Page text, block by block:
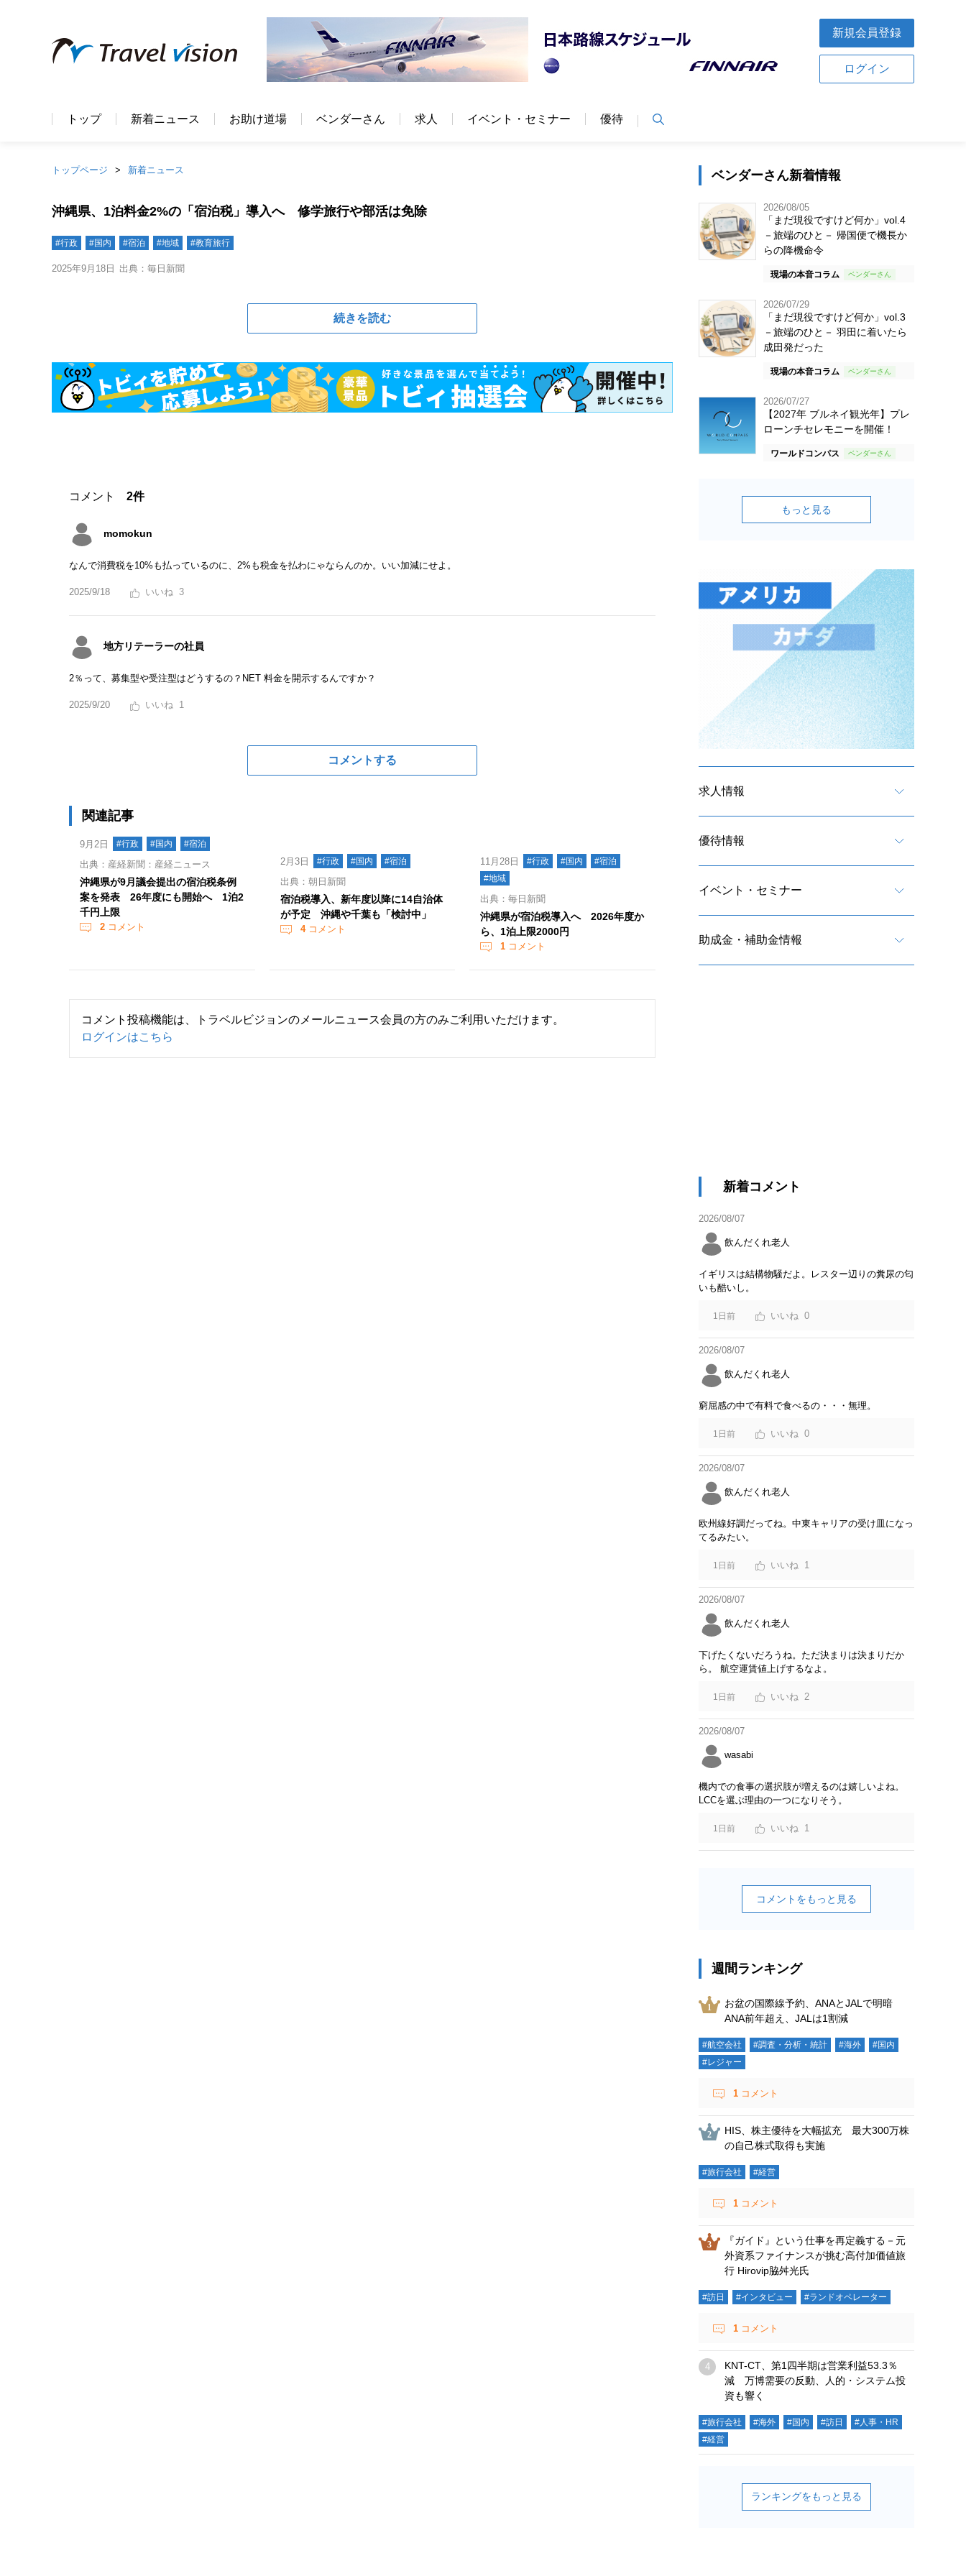
新規会員登録
ログイン
トップ 新着ニュース お助け道場 ベンダーさん 求人 イベント・セミナー 優待
トップページ 新着ニュース
沖縄県、1泊料金2%の「宿泊税」導入へ 修学旅行や部活は免除
#行政 #国内 #宿泊 #地域 #教育旅行
2025年9月18日 出典：毎日新聞
続きを読む
コメント 2件
momokun
なんで消費税を10%も払っているのに、2%も税金を払わにゃならんのか。いい加減にせよ。
2025/9/18 3
地方リテーラーの社員
2％って、募集型や受注型はどうするの？NET 料金を開示するんですか？
2025/9/20 1
コメントする
関連記事
9月2日 #行政 #国内 #宿泊
出典：産経新聞：産経ニュース
沖縄県が9月議会提出の宿泊税条例
案を発表 26年度にも開始へ 1泊2
千円上限
2 コメント
2月3日 #行政 #国内 #宿泊
出典：朝日新聞
宿泊税導入、新年度以降に14自治体
が予定 沖縄や千葉も「検討中」
4コメント
11月28日 #行政 #国内
#宿泊
#地域
出典：毎日新聞
沖縄県が宿泊税導入へ 2026年度か
ら、1泊上限2000円
1 コメント
コメント投稿機能は、トラベルビジョンのメールニュース会員の方のみご利用いただけます。
ログインはこちら
ベンダーさん新着情報
2026/08/05
「まだ現役ですけど何か」vol.4
－旅端のひと－ 帰国便で機長か
らの降機命令
現場の本音コラム
2026/07/29
「まだ現役ですけど何か」vol.3
－旅端のひと－ 羽田に着いたら
成田発だった
現場の本音コラム
2026/07/27
【2027年 ブルネイ観光年】プレ
ローンチセレモニーを開催！
ワールドコンパス
もっと見る
求人情報
優待情報
イベント・セミナー
助成金・補助金情報
新着コメント
2026/08/07
飲んだくれ老人
イギリスは結構物騒だよ。レスター辺りの糞尿の匂
いも酷いし。
1日前 0
2026/08/07
飲んだくれ老人
窮屈感の中で有料で食べるの・・・無理。
1日前 0
2026/08/07
飲んだくれ老人
欧州線好調だってね。中東キャリアの受け皿になっ
てるみたい。
1日前 1
2026/08/07
飲んだくれ老人
下げたくないだろうね。ただ決まりは決まりだか
ら。 航空運賃値上げするなよ。
1日前 2
2026/08/07
wasabi
機内での食事の選択肢が増えるのは嬉しいよね。
LCCを選ぶ理由の一つになりそう。
1日前 1
コメントをもっと見る
週間ランキング
お盆の国際線予約、ANAとJALで明暗
ANA前年超え、JALは1割減
#航空会社 #調査・分析・統計 #海外
#国内
#レジャー
1 コメント
HIS、株主優待を大幅拡充 最大300万株
の自己株式取得も実施
#旅行会社 #経営
1 コメント
『ガイド』という仕事を再定義する－元
外資系ファイナンスが挑む高付加価値旅
行 Hirovip脇舛光氏
#訪日 #インタビュー #ランドオペレーター
1 コメント
KNT-CT、第1四半期は営業利益53.3％
減 万博需要の反動、人的・システム投
資も響く
#旅行会社 #海外 #国内 #訪日
#人事・HR
#経営